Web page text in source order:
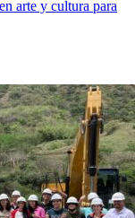
arte y cultura para